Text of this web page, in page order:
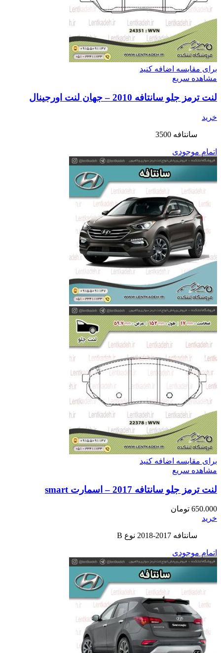
برای مقایسه اضافه کنید
مشاهده سریع
لنت ترمز جلو سانتافه 2010 – جهان لنت اورجینال
خرید
سانتافه 3500
اتمام موجودی
برای مقایسه اضافه کنید
مشاهده سریع
لنت ترمز جلو سانتافه 2017 – اسمارت smart
650.000 تومان
خرید
سانتافه 2017-2018 نوع B
اتمام موجودی